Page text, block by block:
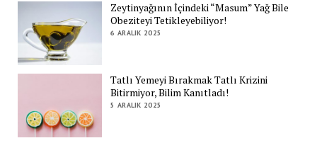
Zeytinyağının İçindeki “Masum” Yağ Bile
Obeziteyi Tetikleyebiliyor!
6 ARALIK 2025
Tatlı Yemeyi Bırakmak Tatlı Krizini
Bitirmiyor, Bilim Kanıtladı!
5 ARALIK 2025